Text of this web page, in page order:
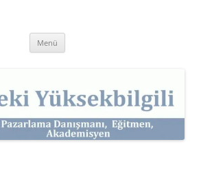
Kişisel Web Sitesi.
Menü